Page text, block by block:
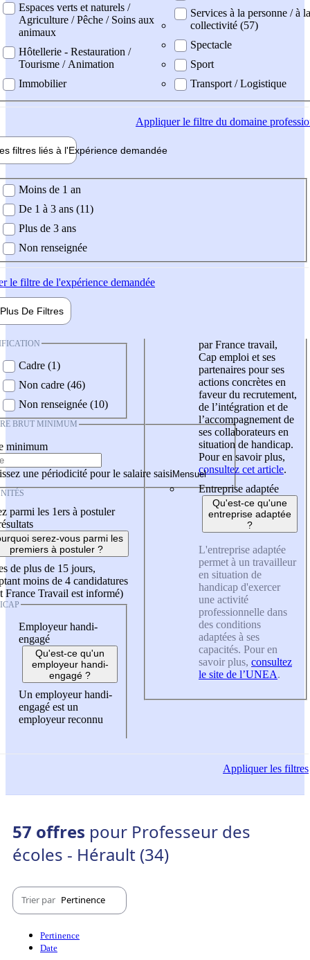
Espaces verts et naturels /
Agriculture / Pêche / Soins aux
animaux
Hôtellerie - Restauration /
Tourisme / Animation
Immobilier
Services à la personne / à la
collectivité (57)
Spectacle
Sport
Transport / Logistique
Appliquerle filtre du domaine
filtres liés à l'Expérience demandée
demandée
Moins de 1 an
De 1 à 3 ans (11)
Plus de 3 ans
Non renseignée
le filtre de l'expérience demandée
Plus De Filtres
Cadre (1)
Non cadre (46)
Non renseignée (10)
BRUT MINIMUM
minimum
une périodicité pour le salaire saisi
parmi les 1ers à postuler
serez-vous parmi les
premiers à postuler ?
de plus de 15 jours,
moins de 4 candidatures
France Travail est informé)
Employeur handi-
engagé
Qu'est-ce qu'un
employeur handi-
engagé ?
Un employeur handi-
engagé est un
employeur reconnu
par France travail,
Cap emploi et ses
partenaires pour ses
actions concrètes en
faveur du recrutement,
de l’intégration et de
l’accompagnement de
ses collaborateurs en
situation de handicap.
Pour en savoir plus,
consultez cet article.
Entreprise adaptée
Qu'est-ce qu'une
entreprise adaptée
?
L'entreprise adaptée
permet à un travailleur
en situation de
handicap d'exercer
une activité
professionnelle dans
des conditions
adaptées à ses
capacités. Pour en
savoir plus, consultez
le site de l’UNEA.
Appliquerles filtres
57 offres pour Professeur des
écoles - Hérault (34)
Trier par Pertinence
Pertinence
Date